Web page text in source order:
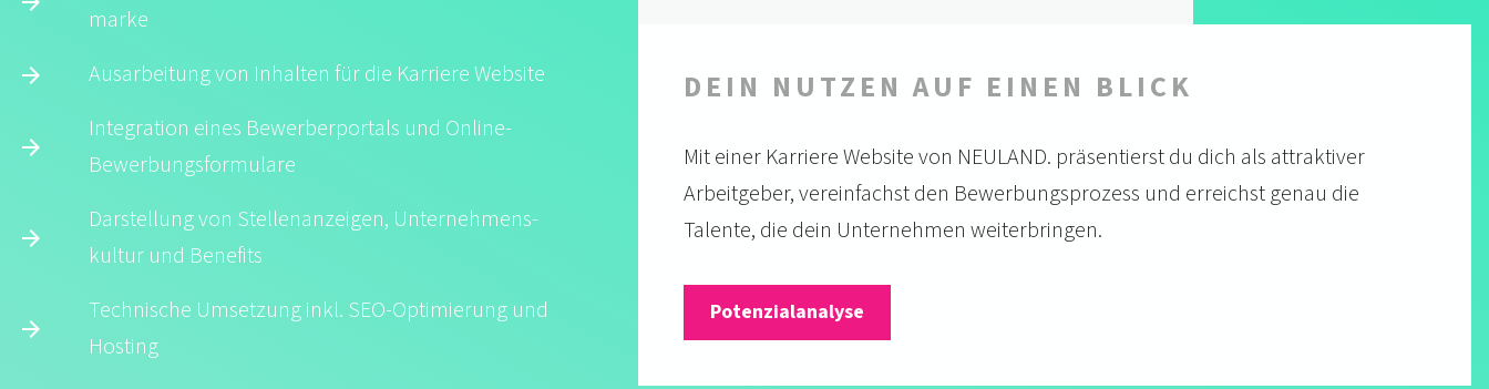
marke
Ausarbeitung von Inhalten für die Karriere Website
Integration eines Bewerber­portals und Online-
Bewerbungs­formulare
Darstellung von Stellen­anzeigen, Unternehmens­
kultur und Benefits
Technische Umsetzung inkl. SEO-Optimierung und
Hosting
DEIN NUTZEN AUF EINEN BLICK
Mit einer Karriere Website von NEULAND. präsen­tierst du dich als attrak­tiver
Arbeit­geber, verein­fachst den Bewerbungs­prozess und erreichst genau die
Talente, die dein Unter­nehmen weiter­bringen.
Potenzialanalyse